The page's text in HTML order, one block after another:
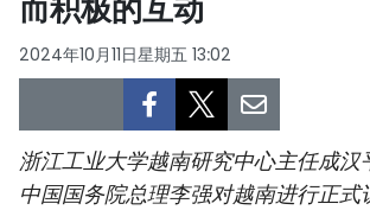
政治
经济
社会
2024年10月11日星期五 13:02
浙江工业大学越南研究中心主任成汉
中国国务院总理李强对越南进行正式